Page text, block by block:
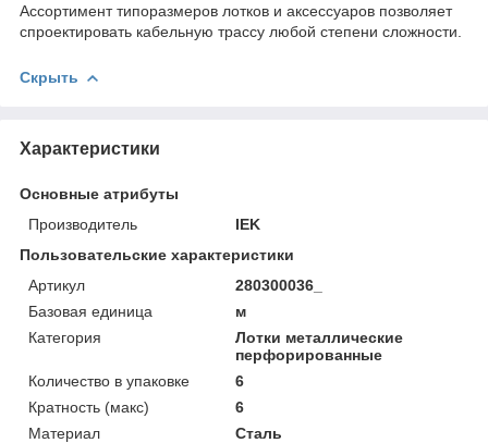
Ассортимент типоразмеров лотков и аксессуаров позволяет
спроектировать кабельную трассу любой степени сложности.
Скрыть
Характеристики
Основные атрибуты
Производитель
IEK
Пользовательские характеристики
Артикул
280300036_
Базовая единица
м
Категория
Лотки металлические
перфорированные
Количество в упаковке
6
Кратность (макс)
6
Материал
Сталь